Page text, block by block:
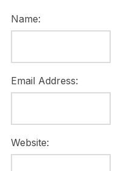
Name:
Email Address:
Website: